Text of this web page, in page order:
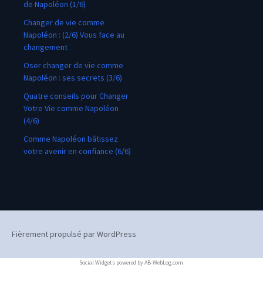
de Napoléon (1/6)
Changer de vie comme
Napoléon : (2/6) Vous face au
changement
Oser changer de vie comme
Napoléon : ses secrets (3/6)
Quatre conseils pour Changer
Votre Vie comme Napoléon
(4/6)
Comme Napoléon bâtissez
votre avenir en confiance (6/6)
Fièrement propulsé par WordPress
Social Widgetspowered byAB-WebLog.com.